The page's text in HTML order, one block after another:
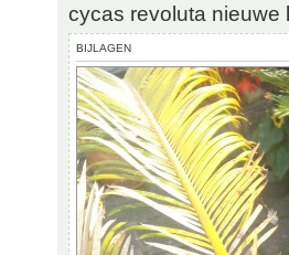
cycas revoluta nieuwe
BIJLAGEN